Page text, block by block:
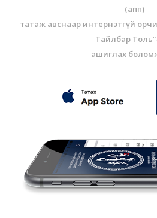
(aпп)
татаж авснаар интернэтгүй
Тайлбар
ашиглах